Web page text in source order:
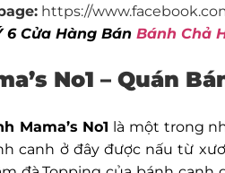
https://
6 Cửa Hàng Bán Bánh Chả
No1 – Quán
Mama’s No1 là một trong
canh ở đây được nấu từ